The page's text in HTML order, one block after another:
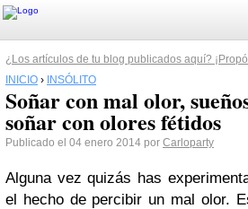
¿Los artículos de tu blog publicados aquí?
INICIO › INSÓLITO
Soñar con mal olor,
soñar con olores fétidos
Publicado el 04 enero 2014 por Carloparty
Alguna vez quizás has
el hecho de percibir un mal olor.